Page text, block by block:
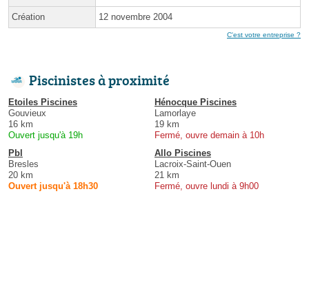
Création 12 novembre 2004
C'est votre entreprise ?
Piscinistes à proximité
Etoiles Piscines
Gouvieux
16 km
Ouvert jusqu'à 19h
Hénocque Piscines
Lamorlaye
19 km
Fermé, ouvre demain à 10h
Pbl
Bresles
20 km
Ouvert jusqu'à 18h30
Allo Piscines
Lacroix-Saint-Ouen
21 km
Fermé, ouvre lundi à 9h00